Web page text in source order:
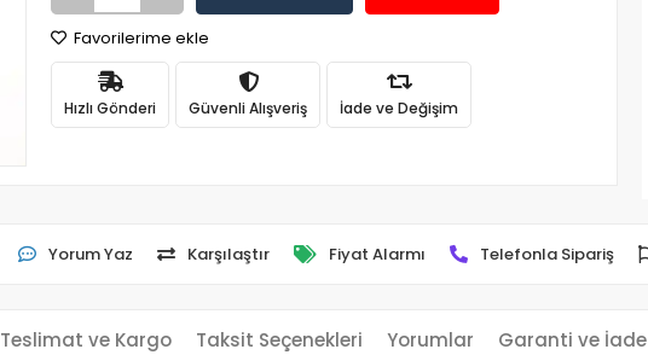
Favorilerime ekle
Hızlı Gönderi Güvenli Alışveriş İade ve Değişim
Yorum Yaz Karşılaştır Fiyat Alarmı Telefonla Sipariş
Teslimat ve Kargo Taksit Seçenekleri Yorumlar Garanti ve İade